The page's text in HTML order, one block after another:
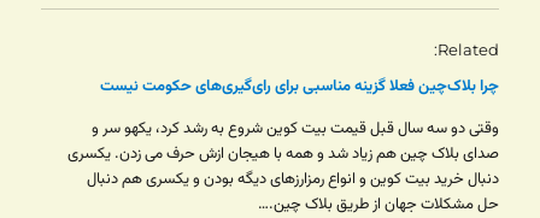
Related
چرا بلاک‌چین فعلا گزینه‌ مناسبی برای رای‌گیری‌های حکومت‌ نیست
وقتی دو سه سال قبل قیمت بیت کوین شروع به رشد کرد، یکهو سر و
صدای بلاک چین هم زیاد شد و همه با هیجان ازش حرف می زدن. یکسری
دنبال خرید بیت کوین و انواع رمزارزهای دیگه بودن و یکسری هم دنبال
حل مشکلات جهان از طریق بلاک چین.…